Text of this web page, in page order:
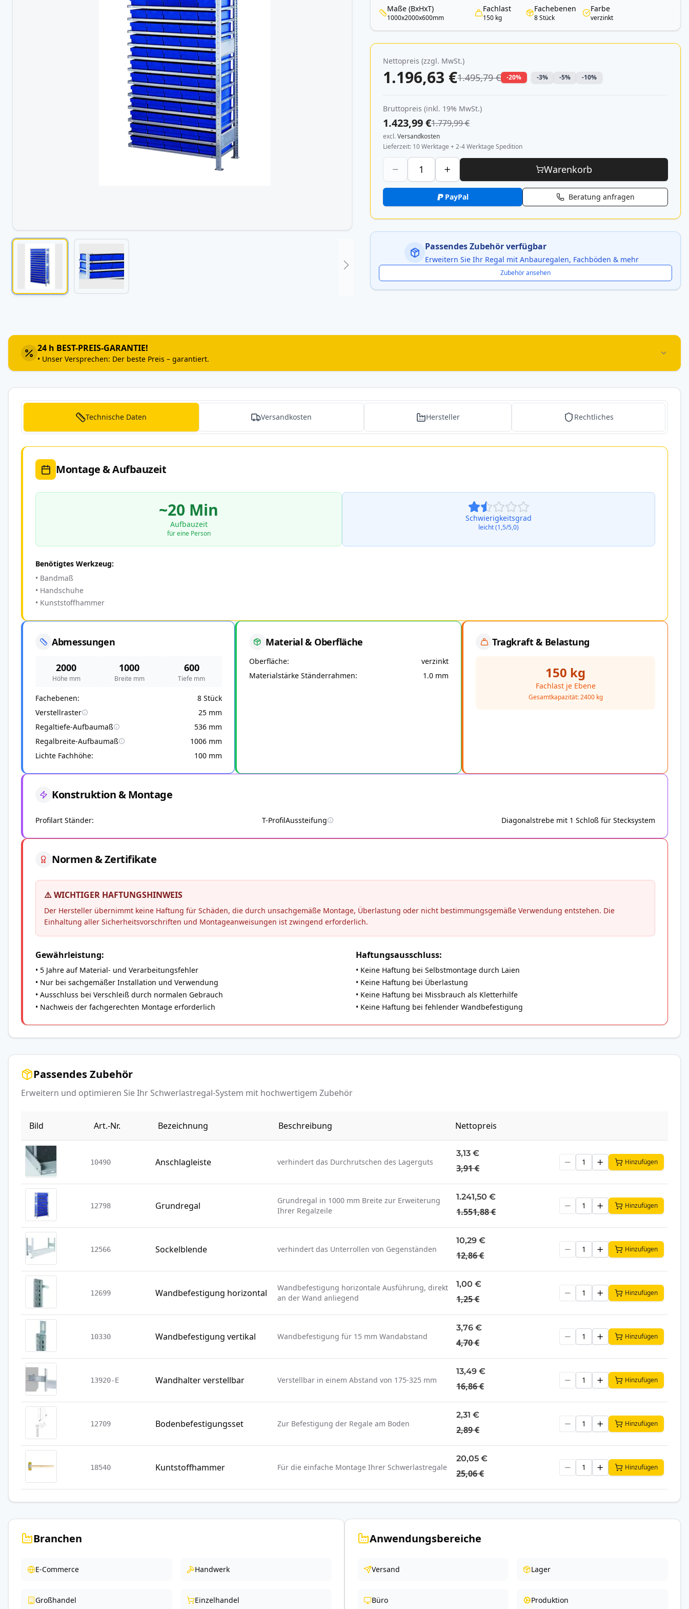
Bildergalerie
springen
Maße (BxHxT)
1000x2000x600mm
Fachlast
150 kg
Fachebenen
8 Stück
Farbe
verzinkt
Nettopreis (zzgl. MwSt.)
1.196,63 €1.495,79 € -20% -3% -5% -10%
Bruttopreis (inkl. 19% MwSt.)
1.423,99 €1.779,99 €
excl.Versandkosten
Lieferzeit 10 Werktage + 2-4 Werktage Spedition
Warenkorb
PayPal Beratung anfragen
Passendes Zubehör verfügbar
Erweitern Sie Ihr Regal mit Anbauregalen, Fachböden & mehr
Zubehör ansehen
24 h BEST-PREIS-GARANTIE!
• Unser Versprechen: Der beste Preis – garantiert.
Technische Daten Versandkosten Hersteller Rechtliches
Montage & Aufbauzeit
~20 Min
Aufbauzeit
für eine Person
Schwierigkeitsgrad
leicht (1,5/5,0)
Benötigtes Werkzeug:
• Bandmaß
• Handschuhe
• Kunststoffhammer
Abmessungen
2000
Höhe mm
1000
Breite mm
600
Tiefe mm
Fachebenen
8 Stück
Verstellraster
25 mm
Regaltiefe-Aufbaumaß
536 mm
Regalbreite-Aufbaumaß
1006 mm
Lichte Fachhöhe
100 mm
Material & Oberfläche
Oberfläche
verzinkt
Materialstärke Ständerrahmen
1.0 mm
Tragkraft & Belastung
150 kg
Fachlast je Ebene
Gesamtkapazität: 2400 kg
Konstruktion & Montage
Profilart Ständer T-ProfilAussteifung Diagonalstrebe mit 1 Schloß für Stecksystem
Normen & Zertifikate
⚠️ WICHTIGER HAFTUNGSHINWEIS
Der Hersteller übernimmt keine Haftung für Schäden, die durch unsachgemäße Montage, Überlastung oder nicht bestimmungsgemäße Verwendung entstehen. Die
Einhaltung aller Sicherheitsvorschriften und Montageanweisungen ist zwingend erforderlich.
Gewährleistung:
• 5 Jahre auf Material- und Verarbeitungsfehler
• Nur bei sachgemäßer Installation und Verwendung
• Ausschluss bei Verschleiß durch normalen Gebrauch
• Nachweis der fachgerechten Montage erforderlich
Haftungsausschluss:
• Keine Haftung bei Selbstmontage durch Laien
• Keine Haftung bei Überlastung
• Keine Haftung bei Missbrauch als Kletterhilfe
• Keine Haftung bei fehlender Wandbefestigung
Passendes Zubehör
Erweitern und optimieren Sie Ihr Schwerlastregal-System mit hochwertigem Zubehör
Bild Art.-Nr. Bezeichnung Beschreibung Nettopreis
10490 Anschlagleiste verhindert das Durchrutschen des Lagerguts
3,13 €
3,91 €
Hinzufügen
12798 Grundregal
Grundregal in 1000 mm Breite zur Erweiterung
Ihrer Regalzeile
1.241,50 €
1.551,88 €
Hinzufügen
12566 Sockelblende verhindert das Unterrollen von Gegenständen
10,29 €
12,86 €
Hinzufügen
12699 Wandbefestigung horizontal
Wandbefestigung horizontale Ausführung, direkt
an der Wand anliegend
1,00 €
1,25 €
Hinzufügen
10330 Wandbefestigung vertikal Wandbefestigung für 15 mm Wandabstand
3,76 €
4,70 €
Hinzufügen
13920-E Wandhalter verstellbar Verstellbar in einem Abstand von 175-325 mm
13,49 €
16,86 €
Hinzufügen
12709 Bodenbefestigungsset Zur Befestigung der Regale am Boden
2,31 €
2,89 €
Hinzufügen
18540 Kuntstoffhammer Für die einfache Montage Ihrer Schwerlastregale
20,05 €
25,06 €
Hinzufügen
Branchen
E-Commerce Handwerk
Großhandel Einzelhandel
Anwendungsbereiche
Versand Lager
Büro Produktion